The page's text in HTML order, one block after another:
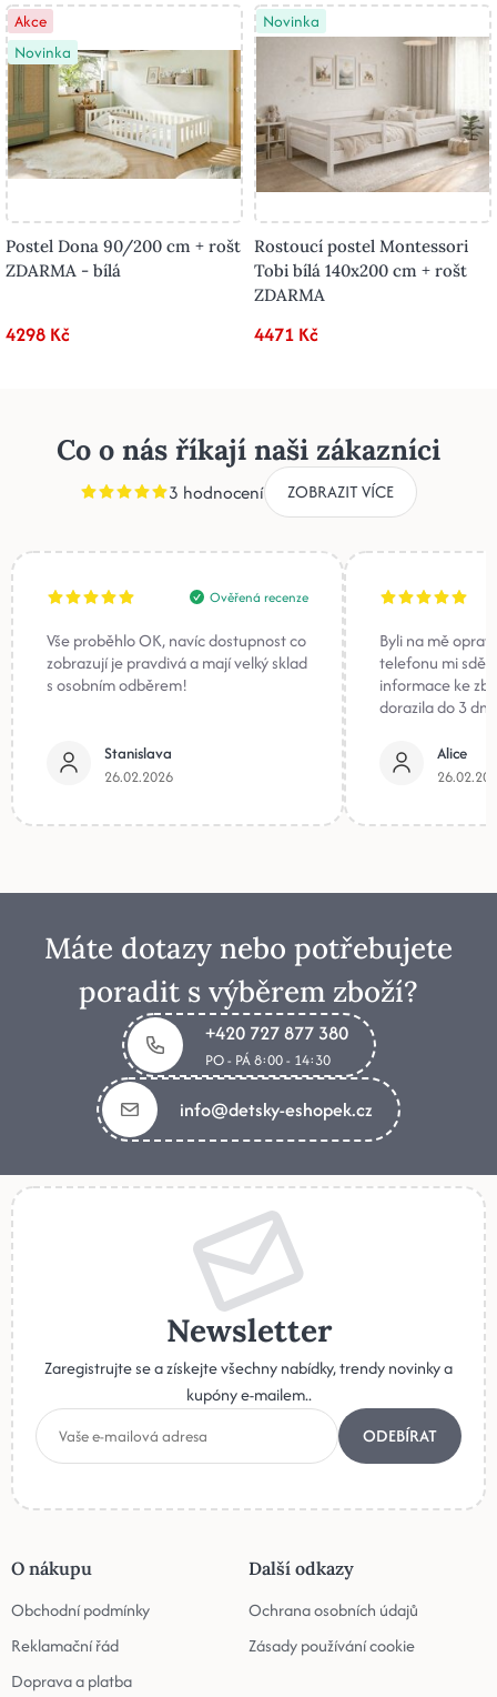
Akce
Novinka
Postel Dona 90/200 cm + rošt
ZDARMA - bílá
4298 Kč
Novinka
Rostoucí postel Montessori
Tobi bílá 140x200 cm + rošt
ZDARMA
4471 Kč
Co o nás říkají naši zákazníci
3 hodnocení ZOBRAZIT VÍCE
Ověřená recenze
Vše proběhlo OK, navíc dostupnost co
zobrazují je pravdivá a mají velký sklad
s osobním odběrem!
Stanislava
26.02.2026
Byli na mě
telefonu mi
informace ke
dorazila do 3
Alice
Máte dotazy nebo potřebujete
poradit s výběrem zboží?
+420 727 877 380
PO - PÁ 8:00 - 14:30
info@detsky-eshopek.cz
Newsletter
Zaregistrujte se a získejte všechny nabídky, trendy novinky a
kupóny e-mailem..
ODEBÍRAT
O nákupu
Obchodní podmínky
Reklamační řád
Doprava a platba
Další odkazy
Ochrana osobních údajů
Zásady používání cookie